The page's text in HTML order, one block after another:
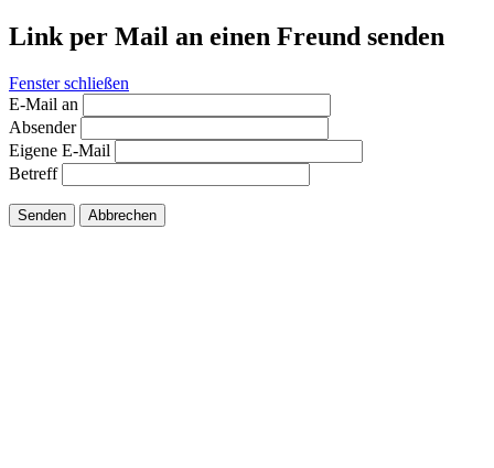
Link per Mail an einen Freund senden
Fenster schließen
E-Mail an
Absender
Eigene E-Mail
Betreff
Senden Abbrechen